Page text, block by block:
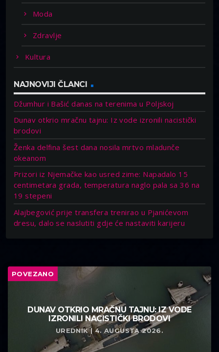
Moda
Zdravlje
Kultura
NAJNOVIJI ČLANCI
Džumhur i Bašić danas na terenima u Poljskoj
Dunav otkrio mračnu tajnu: Iz vode izronili nacistički
brodovi
Ženka delfina šest dana nosila mrtvo mladunče
okeanom
Prizori iz Njemačke kao usred zime: Napadalo 15
centimetara grada, temperatura naglo pala sa 36 na
19 stepeni
Alajbegović prije transfera trenirao u Pjanićevom
dresu, dalo se naslutiti gdje će nastaviti karijeru
POVEZANO
DUNAV OTKRIO MRAČNU TAJNU: IZ VODE
IZRONILI NACISTIČKI BRODOVI
UREDNIK | 4. AUGUSTA 2026.